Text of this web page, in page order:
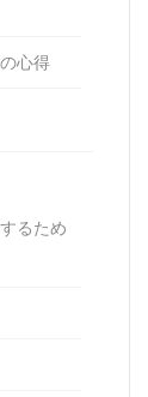
心得
るため